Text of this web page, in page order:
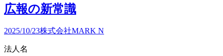
広報の新常識
2025/10/23株式会社MARK N
法人名